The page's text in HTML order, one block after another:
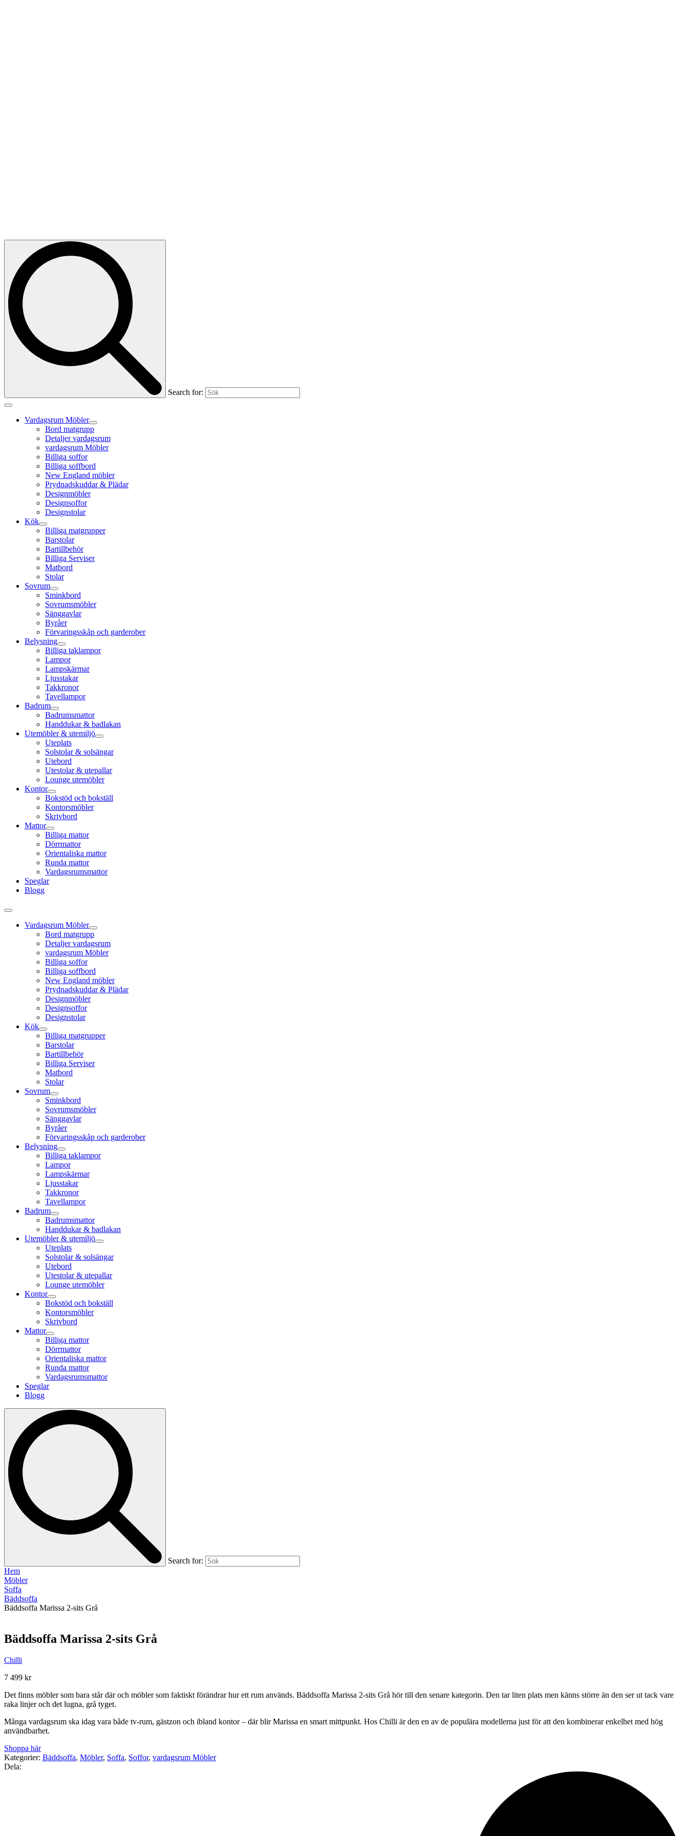
Search for:
Vardagsrum Möbler
Bord matgrupp
Detaljer vardagsrum
vardagsrum Möbler
Billiga soffor
Billiga soffbord
New England möbler
Prydnadskuddar & Plädar
Designmöbler
Designsoffor
Designstolar
Kök
Billiga matgrupper
Barstolar
Bartillbehör
Billiga Serviser
Matbord
Stolar
Sovrum
Sminkbord
Sovrumsmöbler
Sänggavlar
Byråer
Förvaringsskåp och garderober
Belysning
Billiga taklampor
Lampor
Lampskärmar
Ljusstakar
Takkronor
Tavellampor
Badrum
Badrumsmattor
Handdukar & badlakan
Utemöbler & utemiljö
Uteplats
Solstolar & solsängar
Utebord
Utestolar & utepallar
Lounge utemöbler
Kontor
Bokstöd och bokställ
Kontorsmöbler
Skrivbord
Mattor
Billiga mattor
Dörrmattor
Orientaliska mattor
Runda mattor
Vardagsrumsmattor
Speglar
Blogg
Vardagsrum Möbler
Bord matgrupp
Detaljer vardagsrum
vardagsrum Möbler
Billiga soffor
Billiga soffbord
New England möbler
Prydnadskuddar & Plädar
Designmöbler
Designsoffor
Designstolar
Kök
Billiga matgrupper
Barstolar
Bartillbehör
Billiga Serviser
Matbord
Stolar
Sovrum
Sminkbord
Sovrumsmöbler
Sänggavlar
Byråer
Förvaringsskåp och garderober
Belysning
Billiga taklampor
Lampor
Lampskärmar
Ljusstakar
Takkronor
Tavellampor
Badrum
Badrumsmattor
Handdukar & badlakan
Utemöbler & utemiljö
Uteplats
Solstolar & solsängar
Utebord
Utestolar & utepallar
Lounge utemöbler
Kontor
Bokstöd och bokställ
Kontorsmöbler
Skrivbord
Mattor
Billiga mattor
Dörrmattor
Orientaliska mattor
Runda mattor
Vardagsrumsmattor
Speglar
Blogg
Search for:
Hem
Möbler
Soffa
Bäddsoffa
Bäddsoffa Marissa 2-sits Grå
Bäddsoffa Marissa 2-sits Grå
Chilli
7 499 kr
Det finns möbler som bara står där och möbler som faktiskt förändrar hur ett rum används. Bäddsoffa Marissa 2-sits Grå hör till den senare kategorin. Den tar liten plats men känns större än den ser ut tack vare
raka linjer och det lugna, grå tyget.
Många vardagsrum ska idag vara både tv-rum, gästzon och ibland kontor – där blir Marissa en smart mittpunkt. Hos Chilli är den en av de populära modellerna just för att den kombinerar enkelhet med hög
användbarhet.
Shoppa här
Kategorier: Bäddsoffa, Möbler, Soffa, Soffor, vardagsrum Möbler
Dela: